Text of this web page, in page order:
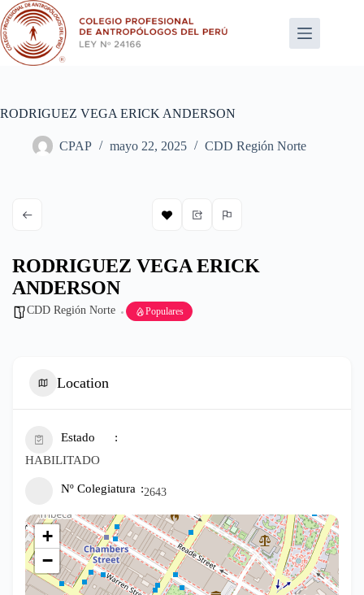
Saltar
al
contenido
RODRIGUEZ VEGA ERICK ANDERSON
CPAP mayo 22, 2025 CDD Región Norte
RODRIGUEZ VEGA ERICK
ANDERSON
CDD Región Norte Populares
Location
Estado
HABILITADO
Nº Colegiatura 2643
+
−